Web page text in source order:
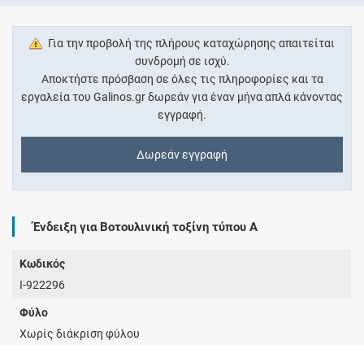
Για την προβολή της πλήρους καταχώρησης απαιτείται
συνδρομή σε ισχύ.
Αποκτήστε πρόσβαση σε όλες τις πληροφορίες και τα
εργαλεία του Galinos.gr δωρεάν για έναν μήνα απλά κάνοντας
εγγραφή.
Δωρεάν εγγραφή
Ένδειξη για Βοτουλινική τοξίνη τύπου A
Κωδικός
I-922296
Φύλο
Χωρίς διάκριση φύλου